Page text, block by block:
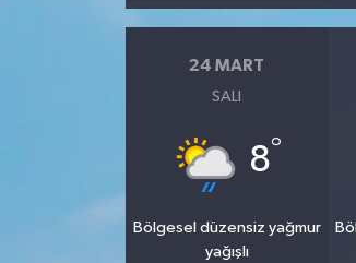
24 MART
SALI
8°
Bölgesel düzensiz yağmur
yağışlı